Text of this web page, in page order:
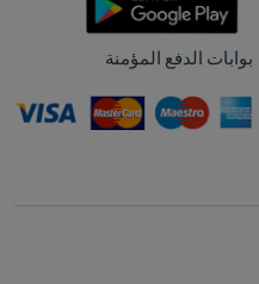
بوابات الدفع المؤمنة